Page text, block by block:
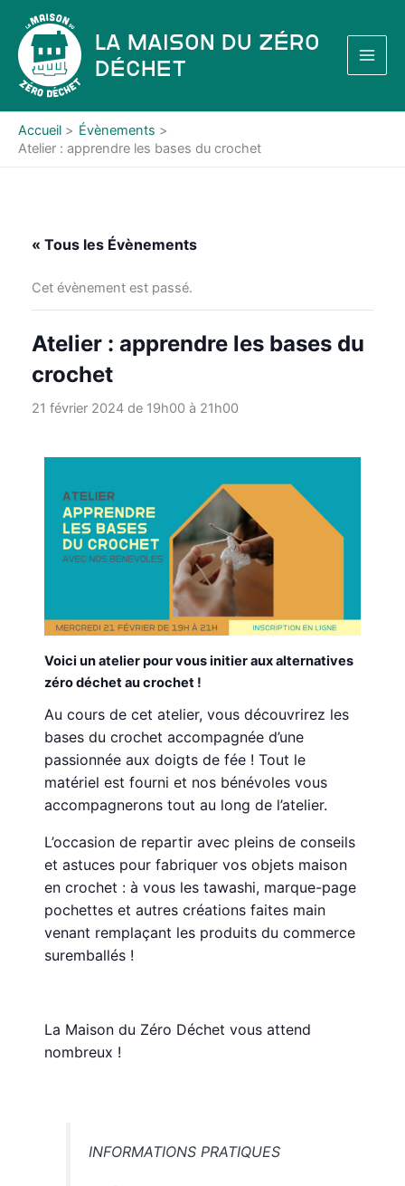
contenu
La Maison du Zéro
Déchet
Accueil
Évènements
Atelier : apprendre les bases du crochet
« Tous les Évènements
Cet évènement est passé.
Atelier : apprendre les bases du
crochet
21 février 2024 de 19h00à 21h00
Voici un atelier pour vous initier aux alternatives
zéro déchet au crochet !
Au cours de cet atelier, vous découvrirez les
bases du crochet accompagnée d’une
passionnée aux doigts de fée ! Tout le
matériel est fourni et nos bénévoles vous
accompagnerons tout au long de l’atelier.
L’occasion de repartir avec pleins de conseils
et astuces pour fabriquer vos objets maison
en crochet : à vous les tawashi, marque-page
pochettes et autres créations faites main
venant remplaçant les produits du commerce
suremballés !
La Maison du Zéro Déchet vous attend
nombreux !
INFORMATIONS PRATIQUES